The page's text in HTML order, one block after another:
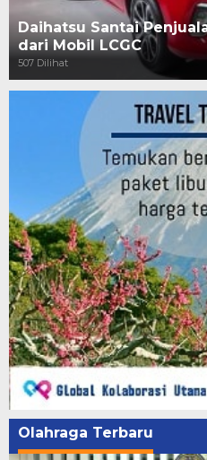
Daihatsu Santai
dari Mobil LCGC
507 Dilihat
Olahraga Terbaru